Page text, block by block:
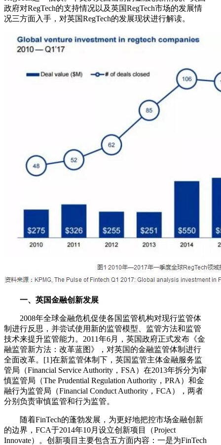
政府对RegTech的支持情况以及英国RegTech市场的发展情
况三方面入手，对英国RegTech的发展现状进行解读。
一、英国金融创新发展
2008年全球金融危机促使各国监管机构对现行监管体
制进行反思，并尝试使用新的监管模型、监管方法和监管
技术来提升监管能力。2011年6月，英国政府正式发布《金
融监管新方法：改革蓝图》，对英国的金融监管体制进行
全面改革。[1]在新监管体制下，英国监管主体金融服务监
管局（Financial Service Authority，FSA）在2013年拆分为审
慎监管局（The Prudential Regulation Authority，PRA）和金
融行为监管局（Financial Conduct Authority，FCA），两者
分别负责审慎监管和行为监管。
随着FinTech的蓬勃发展，为更好地把控市场金融创新
的边界，FCA于2014年10月设立创新项目（Project
Innovate）。创新项目主要包含五方面内容：一是为FinTech